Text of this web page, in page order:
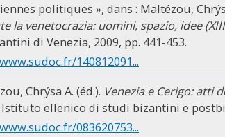
politiques », dans : Maltézou,
la venetocrazia: uomini, spazio, idee
di Venezia, 2009, pp. 441-453.
140812091...
Chrýsa A. (éd.). Venezia e Cerigo: atti
Istituto ellenico di studi bizantini e
083620753...